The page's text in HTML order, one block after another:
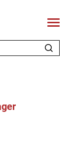
T
o
l